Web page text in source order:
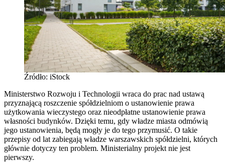
Źródło: iStock
Ministerstwo Rozwoju i Technologii wraca do prac nad ustawą
przyznającą roszczenie spółdzielniom o ustanowienie prawa
użytkowania wieczystego oraz nieodpłatne ustanowienie prawa
własności budynków. Dzięki temu, gdy władze miasta odmówią
jego ustanowienia, będą mogły je do tego przymusić. O takie
przepisy od lat zabiegają władze warszawskich spółdzielni, których
głównie dotyczy ten problem. Ministerialny projekt nie jest
pierwszy.